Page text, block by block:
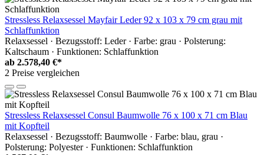
Stressless Relaxsessel Mayfair Leder 92 x 103 x 79 cm grau mit
Schlaffunktion
Relaxsessel · Bezugsstoff: Leder · Farbe: grau · Polsterung:
Kaltschaum · Funktionen: Schlaffunktion
ab 2.578,40 €*
2 Preise vergleichen
Stressless Relaxsessel Consul Baumwolle 76 x 100 x 71 cm Blau
mit Kopfteil
Relaxsessel · Bezugsstoff: Baumwolle · Farbe: blau, grau ·
Polsterung: Polyester · Funktionen: Schlaffunktion